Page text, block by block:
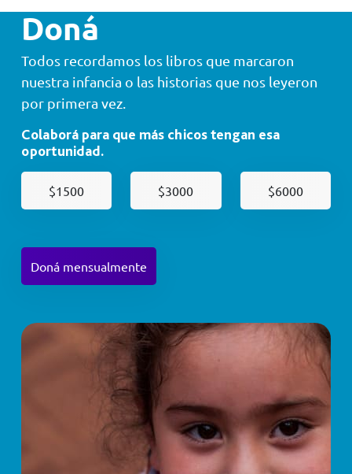
Doná
Todos recordamos los libros que marcaron
nuestra infancia o las historias que nos leyeron
por primera vez.
Colaborá para que más chicos tengan esa
oportunidad.
$1500 $3000 $6000
Doná mensualmente